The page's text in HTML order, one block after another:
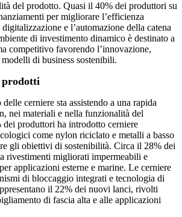
del prodotto. Quasi il 40% dei produttori su
per migliorare l’efficienza
e l’automazione della catena
di investimento dinamico è destinato a
competitivo favorendo l’innovazione,
di business sostenibili.
prodotti
cerniere sta assistendo a una rapida
nei materiali e nella funzionalità del
produttori ha introdotto cerniere
come nylon riciclato e metalli a basso
gli obiettivi di sostenibilità. Circa il 28% dei
rivestimenti migliorati impermeabili e
applicazioni esterne e marine. Le cerniere
di bloccaggio integrati e tecnologia di
il 22% dei nuovi lanci, rivolti
di fascia alta e alle applicazioni